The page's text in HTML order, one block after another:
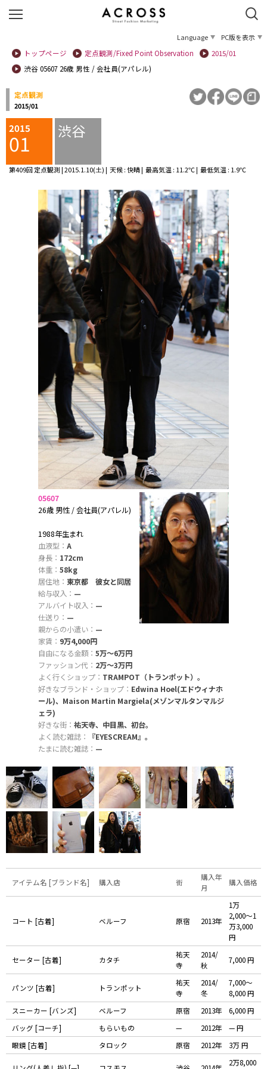
Language
PC版を表示
トップページ
定点観測/Fixed Point Observation
2015/01
渋谷 05607 26歳 男性 / 会社員(アパレル)
定点観測
2015/01
2015
01 渋谷
第409回 定点観測 | 2015.1.10(土) | 天候 : 快晴 | 最高気温 : 11.2℃ | 最低気温 : 1.9℃
05607
26歳 男性 / 会社員(アパレル)
1988年生まれ
血液型： A
身長： 172cm
体重： 58kg
居住地： 東京都 彼女と同居
給与収入： —
アルバイト収入： —
仕送り： —
親からの小遣い： —
家賃： 9万4,000円
自由になる金額： 5万〜6万円
ファッション代： 2万〜3万円
よく行くショップ： TRAMPOT（トランポット）。
好きなブランド・ショップ： Edwina Hoel(エドウィナホ
ール)、Maison Martin Margiela(メゾンマルタンマルジ
ェラ)
好きな街： 祐天寺、中目黒、初台。
よく読む雑誌：
『EYESCREAM』。
たまに読む雑誌： —
アイテム名 [ブランド名] 購入店 街
購入年
月
購入価格
コート [古着] ベルーフ 原宿 2013年
1万
2,000〜1
万3,000
円
セーター [古着] カタチ
祐天
寺
2014/
秋
7,000 円
パンツ [古着] トランポット
祐天
寺
2014/
冬
7,000〜
8,000 円
スニーカー [バンズ]
ベルーフ 原宿 2013年
6,000 円
バッグ [コーチ]
もらいもの — 2012年
— 円
眼鏡 [古着]
タロック 原宿 2012年 3万 円
2万8,000